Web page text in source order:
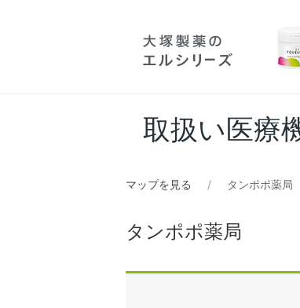
取扱い医療
マップを見る タンポポ薬局
タンポポ薬局